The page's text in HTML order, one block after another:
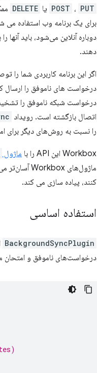
POST ، PUT یا DELETE
برای یک برنامه وب استفاده
دوباره آنلاین می‌شود، باید
دهند.
اگر این برنامه کاربردی شما
درخواست های ناموفق را ارسال
درخواست شبکه ناموفق را
اتصال بازگشته است. رویداد
را نسبت به روش‌های دیگر برای
Workbox این API را با ماژول
کنند، پیاده سازی می کند.
استفاده اساسی
BackgroundSyncPlugin
درخواست‌های ناموفق و امتحان